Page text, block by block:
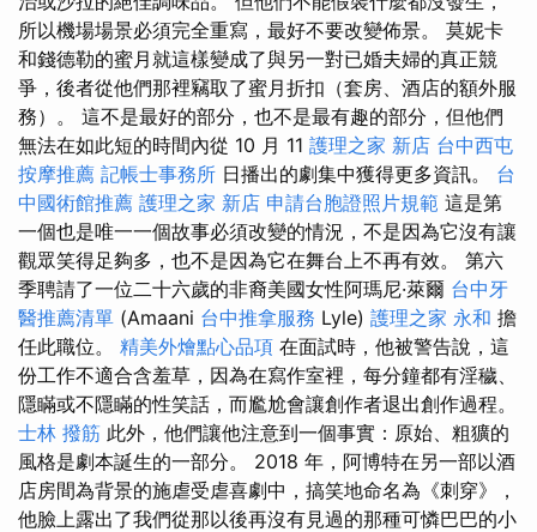
所以機場場景必須完全重寫，最好不要改變佈景。 莫妮卡
和錢德勒的蜜月就這樣變成了與另一對已婚夫婦的真正競
爭，後者從他們那裡竊取了蜜月折扣（套房、酒店的額外服
務）。 這不是最好的部分，也不是最有趣的部分，但他們
無法在如此短的時間內從 10 月 11 護理之家 新店 台中西屯
按摩推薦 記帳士事務所 日播出的劇集中獲得更多資訊。 台
中國術館推薦 護理之家 新店 申請台胞證照片規範 這是第
一個也是唯一一個故事必須改變的情況，不是因為它沒有讓
觀眾笑得足夠多，也不是因為它在舞台上不再有效。 第六
季聘請了一位二十六歲的非裔美國女性阿瑪尼·萊爾 台中牙
醫推薦清單 (Amaani 台中推拿服務 Lyle) 護理之家 永和 擔
任此職位。 精美外燴點心品項 在面試時，他被警告說，這
份工作不適合含羞草，因為在寫作室裡，每分鐘都有淫穢、
隱瞞或不隱瞞的性笑話，而尷尬會讓創作者退出創作過程。
士林 撥筋 此外，他們讓他注意到一個事實：原始、粗獷的
風格是劇本誕生的一部分。 2018 年，阿博特在另一部以酒
店房間為背景的施虐受虐喜劇中，搞笑地命名為《刺穿》，
他臉上露出了我們從那以後再沒有見過的那種可憐巴巴的小